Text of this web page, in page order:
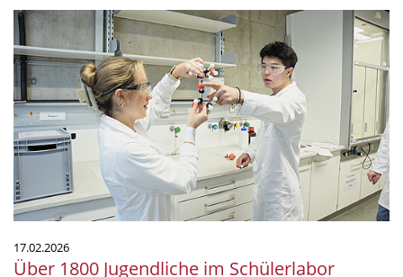
Über
1800
Jugendliche
im
Schülerlabor
TüChemLab
in
2025
17.02.2026
Über 1800 Jugendliche im Schülerlabor